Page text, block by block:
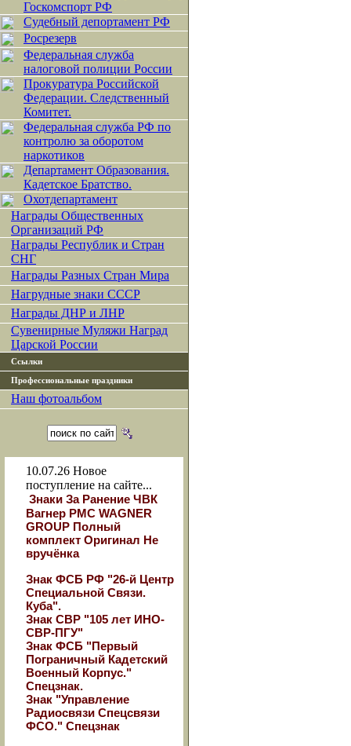
Госкомспорт РФ
Судебный депортамент РФ
Росрезерв
Федеральная служба
налоговой полиции России
Прокуратура Российской
Федерации. Следственный
Комитет.
Федеральная служба РФ по
контролю за оборотом
наркотиков
Департамент Образования.
Кадетское Братство.
Охотдепартамент
Награды Общественных
Организаций РФ
Награды Республик и Стран
СНГ
Награды Разных Стран Мира
Нагрудные знаки СССР
Награды ДНР и ЛНР
Сувенирные Муляжи Наград
Царской России
Ссылки
Профессиональные праздники
Наш фотоальбом
10.07.26 Новое
поступление на сайте...
Знаки За Ранение ЧВК
Вагнер РМС WAGNER
GROUP Полный
комплект Оригинал Не
вручёнка
Знак ФСБ РФ "26-й Центр
Специальной Связи.
Куба".
Знак СВР "105 лет ИНО-
СВР-ПГУ"
Знак ФСБ "Первый
Пограничный Кадетский
Военный Корпус."
Спецзнак.
Знак "Управление
Радиосвязи Спецсвязи
ФСО." Спецзнак